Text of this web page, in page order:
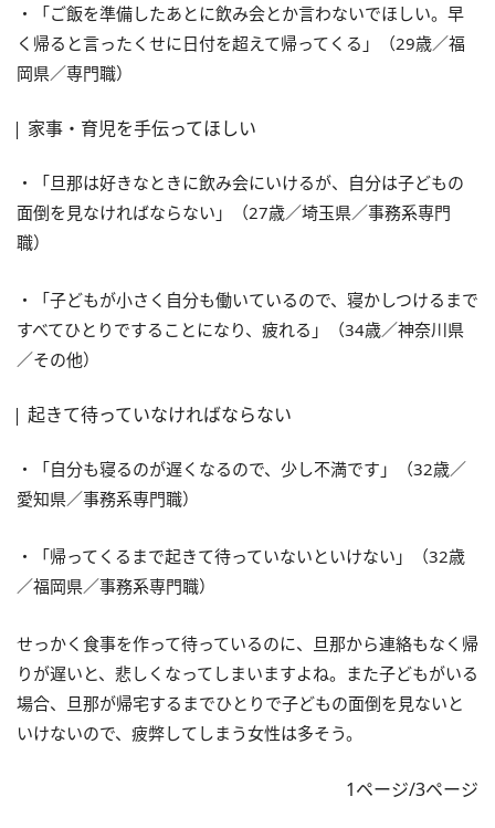
・「ご飯を準備したあとに飲み会とか言わないでほしい。早
く帰ると言ったくせに日付を超えて帰ってくる」（29歳／福
岡県／専門職）
家事・育児を手伝ってほしい
・「旦那は好きなときに飲み会にいけるが、自分は子どもの
面倒を見なければならない」（27歳／埼玉県／事務系専門
職）
・「子どもが小さく自分も働いているので、寝かしつけるまで
すべてひとりですることになり、疲れる」（34歳／神奈川県
／その他）
起きて待っていなければならない
・「自分も寝るのが遅くなるので、少し不満です」（32歳／
愛知県／事務系専門職）
・「帰ってくるまで起きて待っていないといけない」（32歳
／福岡県／事務系専門職）
せっかく食事を作って待っているのに、旦那から連絡もなく帰
りが遅いと、悲しくなってしまいますよね。また子どもがいる
場合、旦那が帰宅するまでひとりで子どもの面倒を見ないと
いけないので、疲弊してしまう女性は多そう。
1ページ/3ページ